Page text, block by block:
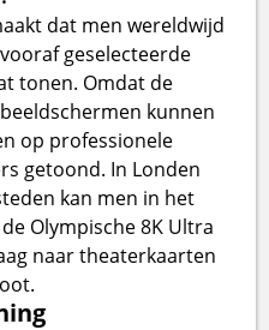
dat men wereldwijd
geselecteerde
tonen. Omdat de
kunnen
op professionele
getoond. In Londen
kan men in het
Olympische 8K Ultra
naar theaterkaarten